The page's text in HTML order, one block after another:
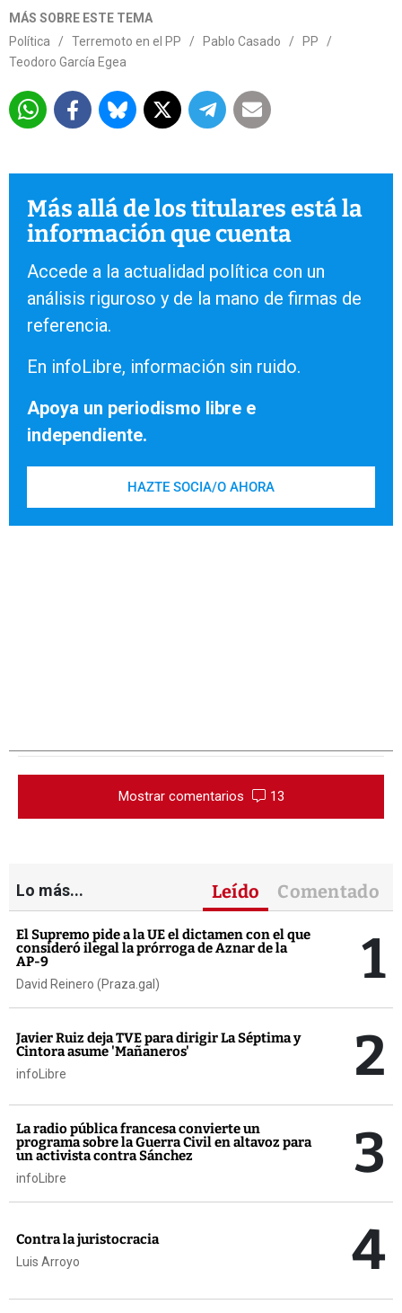
MÁS SOBRE ESTE TEMA
Política
/ Terremoto en el PP / Pablo Casado / PP
/
Teodoro García Egea
Más allá de los titulares está la
información que cuenta
Accede a la actualidad política con un
análisis riguroso y de la mano de firmas de
referencia.
En infoLibre, información sin ruido.
Apoya un periodismo libre e
independiente.
HAZTE SOCIA/O AHORA
Mostrar comentarios 13
Lo más... Leído Comentado
El Supremo pide a la UE el dictamen con el que
consideró ilegal la prórroga de Aznar de la
AP-9
David Reinero (Praza.gal) 1
Javier Ruiz deja TVE para dirigir La Séptima y
Cintora asume 'Mañaneros'
infoLibre 2
La radio pública francesa convierte un
programa sobre la Guerra Civil en altavoz para
un activista contra Sánchez
infoLibre 3
Contra la juristocracia
Luis Arroyo 4